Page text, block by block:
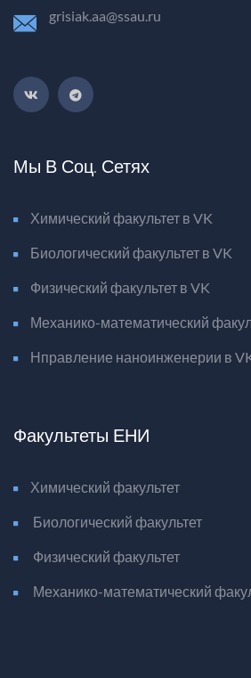
grisiak.aa@ssau.ru
Мы В Соц. Сетях
Химический факультет в VK
Биологический факультет в VK
Физический факультет в VK
Механико-математический
Нправление наноинженерии в
Факультеты ЕНИ
Химический факультет
Биологический факультет
Физический факультет
Механико-математический